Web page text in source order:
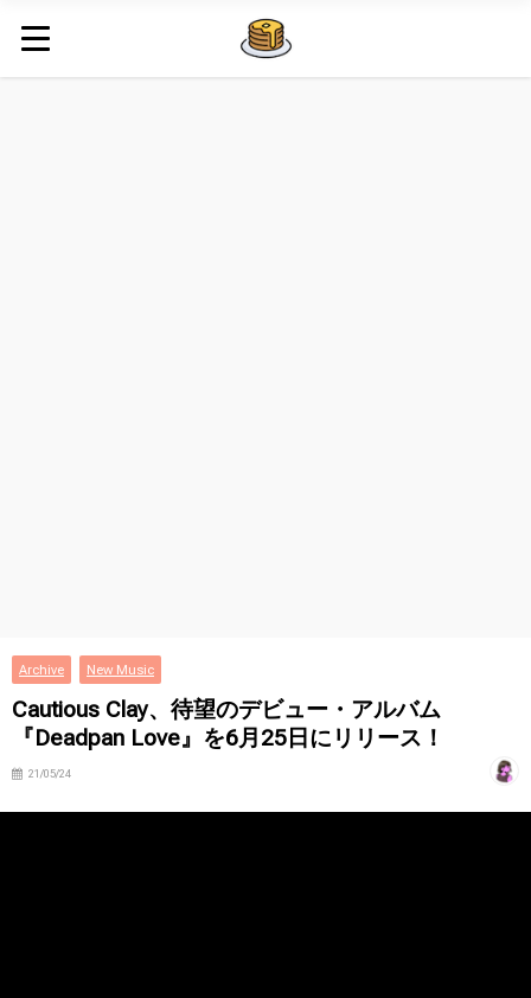
Archive New Music
Cautious Clay、待望のデビュー・アルバム
『Deadpan Love』を6月25日にリリース！
21/05/24